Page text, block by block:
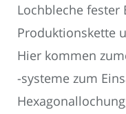
Lochbleche fester
Produktionskette
Hier kommen
-systeme zum